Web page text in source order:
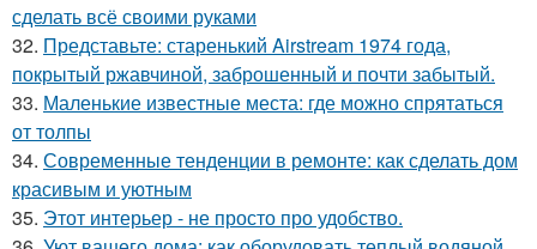
сделать всё своими руками
32. Представьте: старенький Airstream 1974 года,
покрытый ржавчиной, заброшенный и почти забытый.
33. Маленькие известные места: где можно спрятаться
от толпы
34. Современные тенденции в ремонте: как сделать дом
красивым и уютным
35. Этот интерьер - не просто про удобство.